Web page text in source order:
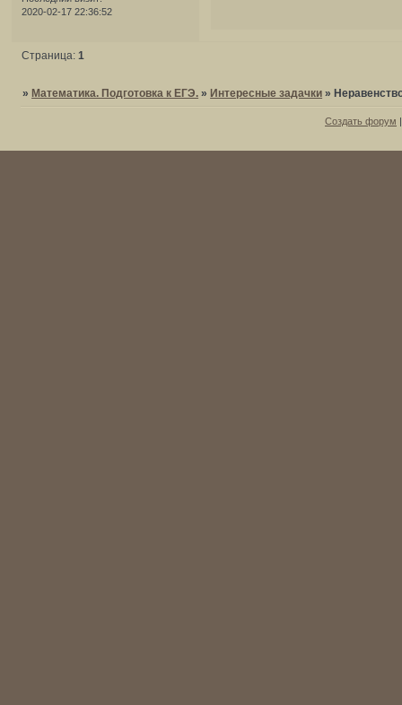
2020-02-17 22:36:52
Страница:1
»Математика. Подготовка к ЕГЭ. »Интересные задачки »
Создать форум